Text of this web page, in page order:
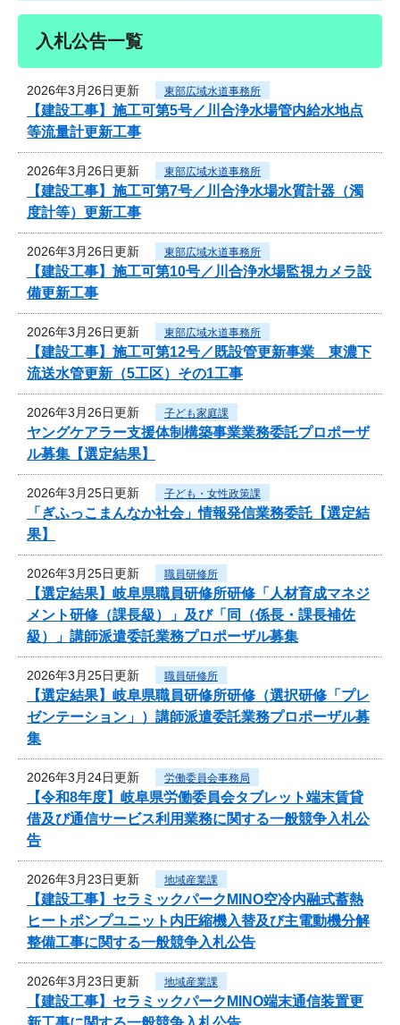
入札公告一覧
2026年3月26日更新 東部広域水道事務所
【建設工事】施工可第5号／川合浄水場管内給水地点
等流量計更新工事
2026年3月26日更新 東部広域水道事務所
【建設工事】施工可第7号／川合浄水場水質計器（濁
度計等）更新工事
2026年3月26日更新 東部広域水道事務所
【建設工事】施工可第10号／川合浄水場監視カメラ設
備更新工事
2026年3月26日更新 東部広域水道事務所
【建設工事】施工可第12号／既設管更新事業 東濃下
流送水管更新（5工区）その1工事
2026年3月26日更新 子ども家庭課
ヤングケアラー支援体制構築事業業務委託プロポーザ
ル募集【選定結果】
2026年3月25日更新 子ども・女性政策課
「ぎふっこまんなか社会」情報発信業務委託【選定結
果】
2026年3月25日更新 職員研修所
【選定結果】岐阜県職員研修所研修「人材育成マネジ
メント研修（課長級）」及び「同（係長・課長補佐
級）」講師派遣委託業務プロポーザル募集
2026年3月25日更新 職員研修所
【選定結果】岐阜県職員研修所研修（選択研修「プレ
ゼンテーション」）講師派遣委託業務プロポーザル募
集
2026年3月24日更新 労働委員会事務局
【令和8年度】岐阜県労働委員会タブレット端末賃貸
借及び通信サービス利用業務に関する一般競争入札公
告
2026年3月23日更新 地域産業課
【建設工事】セラミックパークMINO空冷内融式蓄熱
ヒートポンプユニット内圧縮機入替及び主電動機分解
整備工事に関する一般競争入札公告
2026年3月23日更新 地域産業課
【建設工事】セラミックパークMINO端末通信装置更